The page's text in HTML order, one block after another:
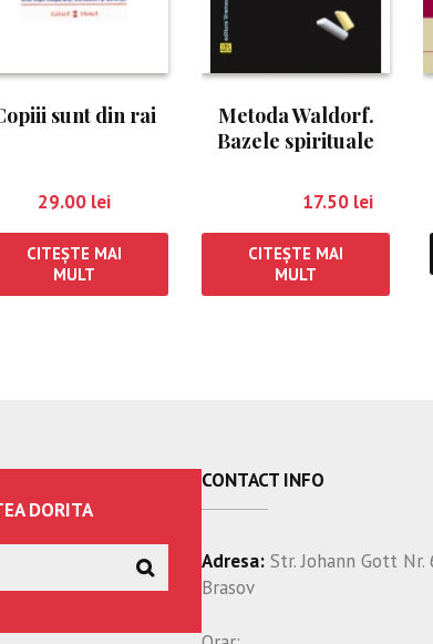
sunt din rai
29.00 lei
CITEȘTE MAI
MULT
Metoda Waldorf.
Bazele spirituale
17.50 lei
CITEȘTE MAI
MULT
DORITA
CONTACT INFO
Adresa: Str. Johann Gott Nr.
Brasov